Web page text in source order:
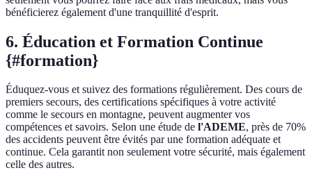
bénéficierez également d'une tranquillité d'esprit.
6. Éducation et Formation Continue
{#formation}
Éduquez-vous et suivez des formations régulièrement. Des cours de
premiers secours, des certifications spécifiques à votre activité
comme le secours en montagne, peuvent augmenter vos
compétences et savoirs. Selon une étude de l'ADEME, près de 70%
des accidents peuvent être évités par une formation adéquate et
continue. Cela garantit non seulement votre sécurité, mais également
celle des autres.